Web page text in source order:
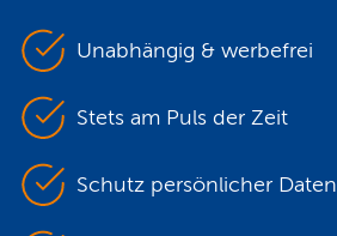
Unabhängig & werbefrei
Stets am Puls der Zeit
Schutz persönlicher Daten